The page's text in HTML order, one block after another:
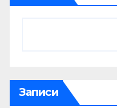
Записи